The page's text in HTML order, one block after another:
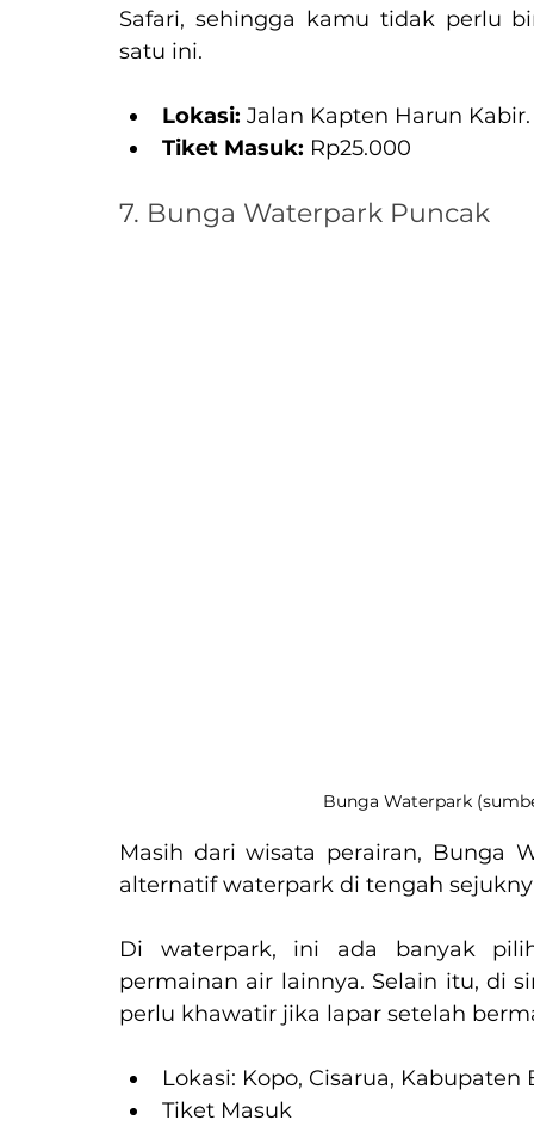
Safari, sehingga kamu tidak perlu
satu ini.
Lokasi: Jalan Kapten Harun
Tiket Masuk: Rp25.000
7. Bunga Waterpark Puncak
Bunga Waterpark
Masih dari wisata perairan, Bunga
alternatif waterpark di tengah
Di waterpark, ini ada banyak
permainan air lainnya. Selain itu, di
perlu khawatir jika lapar setelah
Lokasi: Kopo, Cisarua, Kabupaten
Tiket Masuk